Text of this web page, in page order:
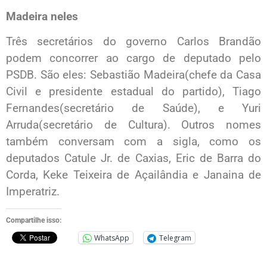
Madeira neles
Três secretários do governo Carlos Brandão
podem concorrer ao cargo de deputado pelo
PSDB. São eles: Sebastião Madeira(chefe da Casa
Civil e presidente estadual do partido), Tiago
Fernandes(secretário de Saúde), e Yuri
Arruda(secretário de Cultura). Outros nomes
também conversam com a sigla, como os
deputados Catule Jr. de Caxias, Eric de Barra do
Corda, Keke Teixeira de Açailândia e Janaina de
Imperatriz.
Compartilhe isso:
WhatsApp Telegram